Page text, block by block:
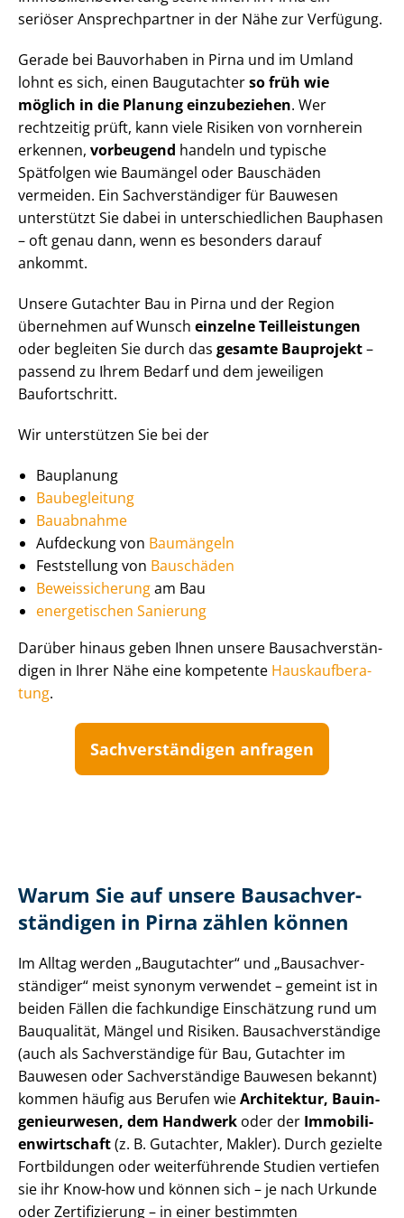
seriöser Ansprechpartner in der Nähe zur Verfügung.
Gerade bei Bauvorhaben in Pirna und im Umland
lohnt es sich, einen Baugutachterso früh wie
möglich in die Planung einzubeziehen. Wer
rechtzeitig prüft, kann viele Risiken von vornherein
erkennen, vorbeugend handeln und typische
Spätfolgen wie Baumängel oder Bauschäden
vermeiden. Ein Sach­ver­stän­di­ger für Bauwesen
unterstützt Sie dabei in un­ter­schied­li­chen Bauphasen
– oft genau dann, wenn es besonders darauf
ankommt.
Unsere Gutachter Bau in Pirna und der Region
übernehmen auf Wunsch einzelne Teilleistungen
oder begleiten Sie durch das gesamte Bauprojekt–
passend zu Ihrem Bedarf und dem jeweiligen
Baufortschritt.
Wir unterstützen Sie bei der
Bauplanung
Baubegleitung
Bauabnahme
Aufdeckung von Baumängeln
Feststellung von Bauschäden
Beweissicherungam Bau
energetischen Sanierung
Darüber hinaus geben Ihnen unsere Bau­sach­ver­stän­
di­gen in Ihrer Nähe eine kompetente Haus­kauf­be­ra­
tung.
Sach­ver­stän­di­gen anfragen
Warum Sie auf unsere Bau­sach­ver­
stän­di­gen in Pirna zählen können
Im Alltag werden „Baugutachter“ und „Bau­sach­ver­
stän­di­ger“ meist synonym verwendet – gemeint ist in
beiden Fällen die fachkundige Einschätzung rund um
Bauqualität, Mängel und Risiken. Bau­sach­ver­stän­di­ge
(auch als Sachverständige für Bau, Gutachter im
Bauwesen oder Sachverständige Bauwesen bekannt)
kommen häufig aus Berufen wieArchitektur, Bau­in­
ge­nieur­we­sen, dem Handwerk oder der Im­mo­bi­li­
en­wirt­schaft(z. B. Gutachter, Makler). Durch gezielte
Fortbildungen oder weiterführende Studien vertiefen
sie ihr Know-how und können sich – je nach Urkunde
oder Zertifizierung – in einer bestimmten